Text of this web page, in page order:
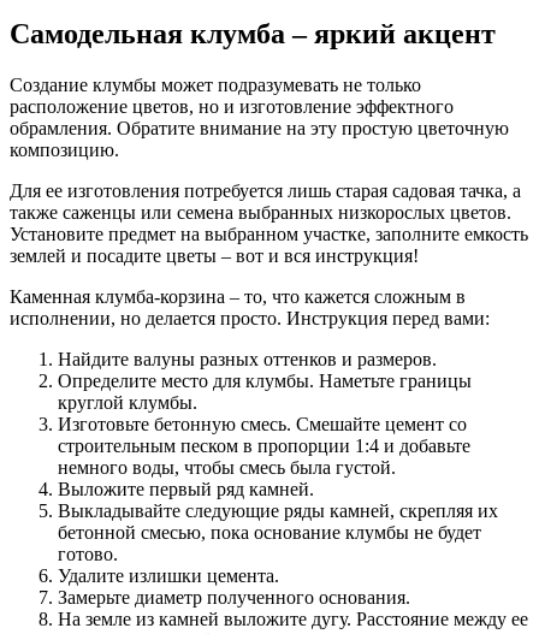
Самодельная клумба – яркий акцент
Создание клумбы может подразумевать не только
расположение цветов, но и изготовление эффектного
обрамления. Обратите внимание на эту простую цветочную
композицию.
Для ее изготовления потребуется лишь старая садовая тачка, а
также саженцы или семена выбранных низкорослых цветов.
Установите предмет на выбранном участке, заполните емкость
землей и посадите цветы – вот и вся инструкция!
Каменная клумба-корзина – то, что кажется сложным в
исполнении, но делается просто. Инструкция перед вами:
Найдите валуны разных оттенков и размеров.
Определите место для клумбы. Наметьте границы
круглой клумбы.
Изготовьте бетонную смесь. Смешайте цемент со
строительным песком в пропорции 1:4 и добавьте
немного воды, чтобы смесь была густой.
Выложите первый ряд камней.
Выкладывайте следующие ряды камней, скрепляя их
бетонной смесью, пока основание клумбы не будет
готово.
Удалите излишки цемента.
Замерьте диаметр полученного основания.
На земле из камней выложите дугу. Расстояние между ее